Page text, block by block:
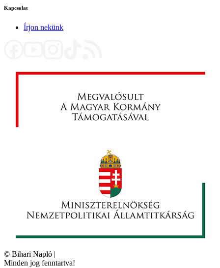
Kapcsolat
Írjon nekünk
© Bihari Napló |
Minden jog fenntartva!